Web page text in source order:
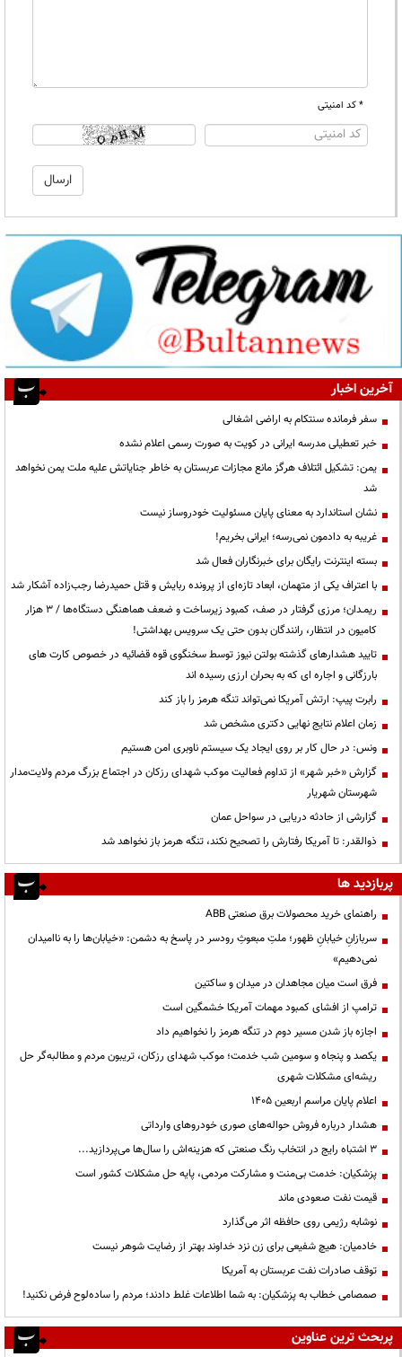
* کد امنیتی
آخرین اخبار
سفر فرمانده سنتکام به اراضی اشغالی
خبر تعطیلی مدرسه ایرانی در کویت به صورت رسمی اعلام نشده
یمن: تشکیل ائتلاف هرگز مانع مجازات عربستان به خاطر جنایاتش علیه ملت یمن نخواهد
شد
نشان استاندارد به معنای پایان مسئولیت خودروساز نیست
غریبه به دادمون نمی‌رسه؛ ایرانی بخریم!
بسته اینترنت رایگان برای خبرنگاران فعال شد
با اعتراف یکی از متهمان، ابعاد تازه‌ای از پرونده ربایش و قتل حمیدرضا رجب‌زاده آشکار شد
ریمـدان؛ مرزی گرفتار در صف، کمبود زیرساخت و ضعف هماهنگی دستگاه‌ها / ۳ هزار
کامیون در انتظار، رانندگان بدون حتی یک سرویس بهداشتی!
تایید هشدارهای گذشته بولتن نیوز توسط سخنگوی قوه قضائیه در خصوص کارت های
بارزگانی و اجاره ای که به بحران ارزی رسیده اند
رابرت پیپ: ارتش آمریکا نمی‌تواند تنگه هرمز را باز کند
زمان اعلام نتایج نهایی دکتری مشخص شد
ونس: در حال کار بر روی ایجاد یک سیستم ناوبری امن هستیم
گزارش «خبر شهر» از تداوم فعالیت موکب شهدای رزکان در اجتماع بزرگ مردم ولایت‌مدار
شهرستان شهریار
گزارشی از حادثه دریایی در سواحل عمان
ذوالقدر: تا آمریکا رفتارش را تصحیح نکند، تنگه هرمز باز نخواهد شد
پربازدید ها
راهنمای خرید محصولات برق صنعتی ABB
سربازانِ خیابانِ ظهور؛ ملتِ مبعوثِ رودسر در پاسخ به دشمن: «خیابان‌ها را به ناامیدان
نمی‌دهیم»
فرق است میان مجاهدان در میدان و ساکتین
ترامپ از افشای کمبود مهمات آمریکا خشمگین است
اجازه باز شدن مسیر دوم در تنگه هرمز را نخواهیم داد
یکصد و پنجاه و سومین شب خدمت؛ موکب شهدای رزکان، تریبون مردم و مطالبه‌گر حل
ریشه‌ای مشکلات شهری
اعلام پایان مراسم اربعین ۱۴۰۵
هشدار درباره فروش حواله‌های صوری خودروهای وارداتی
3 اشتباه رایج در انتخاب رنگ صنعتی که هزینه‌اش را سال‌ها می‌پردازید...
پزشکیان: خدمت بی‌منت و مشارکت مردمی، پایه حل مشکلات کشور است
قیمت نفت صعودی ماند
نوشابه رژیمی روی حافظه اثر می‌گذارد
خادمیان: هیچ شفیعی برای زن نزد خداوند بهتر از رضایت شوهر نیست
توقف صادرات نفت عربستان به آمریکا
صمصامی خطاب به پزشکیان: به شما اطلاعات غلط دادند؛ مردم را ساده‌لوح فرض نکنید!
پربحث ترین عناوین